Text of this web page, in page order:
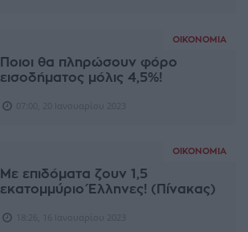
ΟΙΚΟΝΟΜΊΑ
Ποιοι θα πληρώσουν φόρο
εισοδήματος μόλις 4,5%!
ΟΙΚΟΝΟΜΊΑ
Με επιδόματα ζουν 1,5
εκατομμύριο Έλληνες! (Πίνακας)